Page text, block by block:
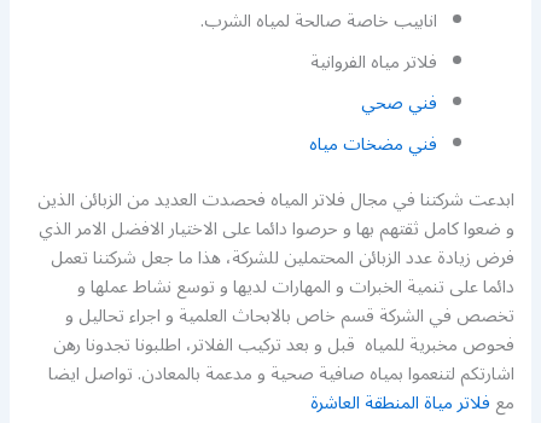
انابيب خاصة صالحة لمياه الشرب.
فلاتر مياه الفروانية
فني صحي
فني مضخات مياه
ابدعت شركتنا في مجال فلاتر المياه فحصدت العديد من الزبائن الذين
و ضعوا كامل ثقتهم بها و حرصوا دائما على الاختيار الافضل الامر الذي
فرض زيادة عدد الزبائن المحتملين للشركة، هذا ما جعل شركتنا تعمل
دائما على تنمية الخبرات و المهارات لديها و توسع نشاط عملها و
تخصص في الشركة قسم خاص بالابحاث العلمية و اجراء تحاليل و
فحوص مخبرية للمياه قبل و بعد تركيب الفلاتر، اطلبونا تجدونا رهن
اشارتكم لتنعموا بمياه صافية صحية و مدعمة بالمعادن. تواصل ايضا
معفلاتر مياة المنطقة العاشرة